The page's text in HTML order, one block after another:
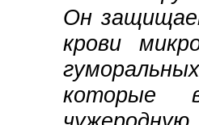
Он
крови
которые